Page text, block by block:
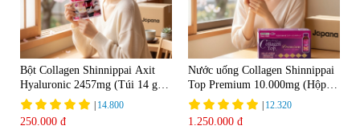
Bột Collagen Shinnippai Axit
Hyaluronic 2457mg (Túi 14 gói
x 3g) - Date 04/2027
| 14.800
250.000 đ
Nước uống Collagen Shinnippai
Top Premium 10.000mg (Hộp
10 chai x 50ml)
| 12.320
1.250.000 đ